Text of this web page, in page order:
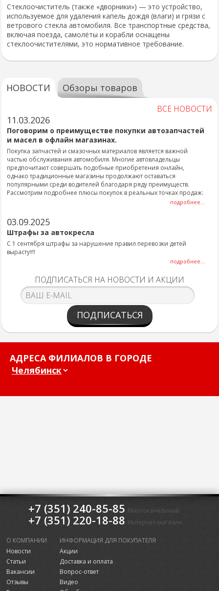
Стеклоочиститель (также «дворники») — это устройство,
используемое для удаления капель дождя (влаги) и грязи с
ветрового стекла автомобиля. Все транспортные средства,
включая поезда, самолёты и корабли оснащены
стеклоочистителями, это нормативное требование.
НОВОСТИ Обзоры товаров
ВСЕ НОВОСТИ
11.03.2026
Поговорим о преимуществе покупки автозапчастей
и масел в офлайн магазинах.
Покупка запчастей и смазочных материалов является важной
частью обслуживания автомобиля. Многие автовладельцы
предпочитают совершать подобные приобретения онлайн,
однако традиционные магазины продолжают оставаться
популярными среди водителей благодаря ряду преимуществ.
Рассмотрим подробнее плюсы покупок в реальных точках продаж:
подробнее...
03.09.2025
Штрафы за автокресла
С 1 сентября штрафы за нарушение правил перевозки детей
вырастут!!
подробнее...
ПОДПИСАТЬСЯ НА НОВОСТИ И АКЦИИ
ПОДПИСАТЬСЯ
АДРЕСА ФИЛИАЛОВ В ГОРОДЕ
+7 (351) 240-85-85 Многоканальный
+7 (351) 220-18-88 Интернет-магазин
О КОМПАНИИ
Новости
Статьи
Вакансии
Отзывы
ИНФОРМАЦИЯ ДЛЯ ПОКУПАТЕЛЯ
Акции
Доставка и оплата
Вопрос-ответ
Видео